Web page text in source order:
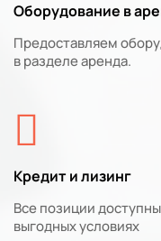
Оборудование в
Предоставляем
в разделе аренда.
Кредит и лизинг
Все позиции
выгодных условиях